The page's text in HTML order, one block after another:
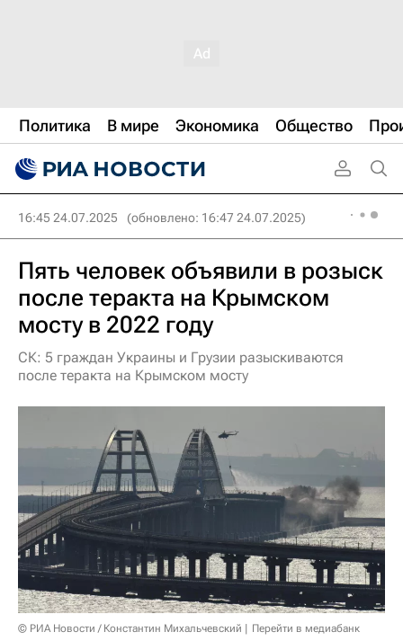
Политика В мире Экономика Общество
16:45 24.07.2025 (обновлено: 16:47 24.07.2025)
Пять человек объявили в розыск
после теракта на Крымском
мосту в 2022 году
СК: 5 граждан Украины и Грузии разыскиваются
после теракта на Крымском мосту
© РИА Новости / Константин Михальчевский
Перейти в медиабанк